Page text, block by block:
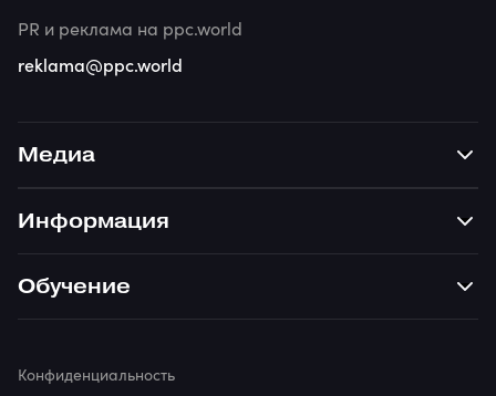
Медиа
Информация
Обучение
PR и реклама на ppc.world
reklama@ppc.world
Конфиденциальность